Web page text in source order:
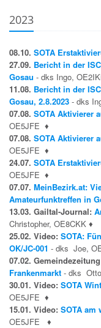
2023
08.10. SOTA
27.09. Bericht in der
Gosau - dks Ingo,
11.08. Bericht in der
Gosau, 2.8.2023 - dks
07.08. SOTA Aktivierer
OE5JFE ♦
07.08. SOTA Aktivierer
OE5JFE ♦
24.07. SOTA
OE5JFE ♦
07.07. MeinBezirk.at:
Amateurfunktreffen in
13.03. Gailtal-Journal:
Christopher, OE8CKK ♦
25.02. Video: SOTA:
OK/JC-001 - dks Joe,
07.02.
Frankenmarkt - dks
30.01. Video: SOTA
OE5JFE ♦
15.01. Video: SOTA am
OE5JFE
♦